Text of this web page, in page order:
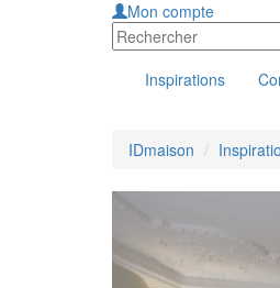
Mon compte
Inspirations
IDmaison